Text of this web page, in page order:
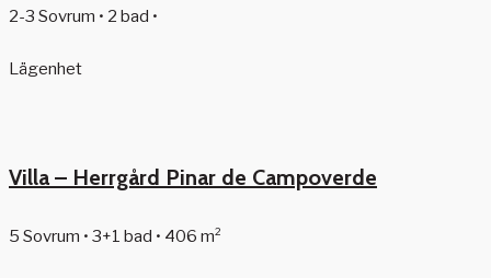
2-3 Sovrum • 2 bad •
Lägenhet
Villa – Herrgård Pinar de Campoverde
5 Sovrum • 3+1 bad • 406 m²